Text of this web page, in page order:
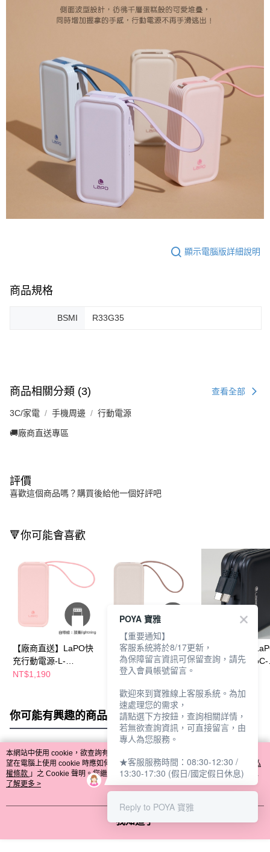
顯示電腦版詳細說明
商品規格
BSMI R33G35
商品相關分類 (3) 查看全部
3C/家電 手機周邊 行動電源
🚚廠商直送專區
評價
喜歡這個商品嗎？購買後給他一個好評吧
🔻你可能會喜歡
【廠商直送】LaPO快
充行動電源-L-
5000mAh-20W-粉紅
NT$1,190
【廠商直送】LaPO快
充行動電源-L-
5000mAh-20W-奶茶
NT$1,190
【廠商直送】
代行動電源CtoC-
你可能有興趣的商品 全站排行
熱門標籤
本網站中使用 cookie，欲查詢有關本網站使用 cookie 方式之詳情，及若您不希
望在電腦上使用 cookie 時應如何變更電腦的 cookie 設定，請參閱本網站「
隱私
權條款 」之 Cookie 聲明。您繼續使用本網站即表示您同意本公司得按本網站使
用條款之 Cookie 聲明使用 cookie。
了解更多 >
我知道了
POYA 寶雅
【重要通知】
客服系統將於8/17更新，
為保障留言資訊可保留查詢，請先
登入會員帳號留言。
歡迎來到寶雅線上客服系統。為加
速處理您的需求，
請點選下方按鈕，查詢相關詳情，
若無欲查詢資訊，可直接留言，由
專人為您服務。
★客服服務時間：08:30-12:30 /
13:30-17:30 (假日/國定假日休息)
Reply to POYA 寶雅